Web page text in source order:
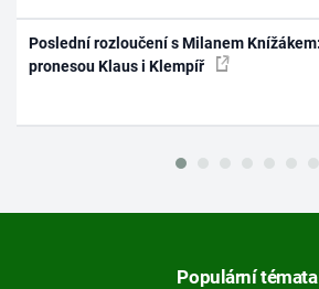
Poslední rozloučení s Milanem
pronesou Klaus i Klempíř
Populární témata